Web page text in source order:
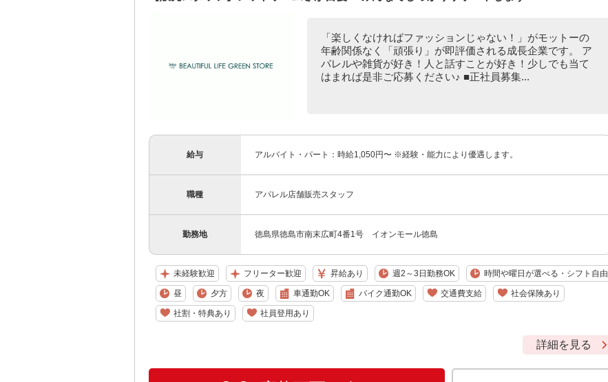
「楽しくなければファッションじゃない！」がモットーの
年齢関係なく「頑張り」が即評価される成長企業です。 ア
パレルや雑貨が好き！人と話すことが好き！少しでも当て
はまれば是非ご応募ください♪ ■正社員募集...
給与 アルバイト・パート：時給1,050円〜 ※経験・能力により優遇します。
職種 アパレル店舗販売スタッフ
勤務地 徳島県徳島市南末広町4番1号 イオンモール徳島
未経験歓迎 フリーター歓迎 昇給あり 週2～3日勤務OK 時間や曜日が選べる・シフト自由
昼 夕方 夜 車通勤OK バイク通勤OK 交通費支給 社会保険あり
社割・特典あり 社員登用あり
詳細を見る